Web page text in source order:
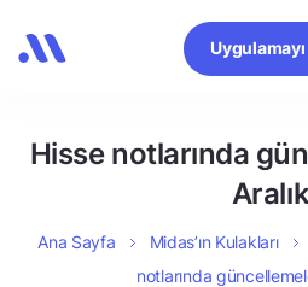
Hisse notlarında
Ana Sayfa Midas’ın Kulakları
notlarında